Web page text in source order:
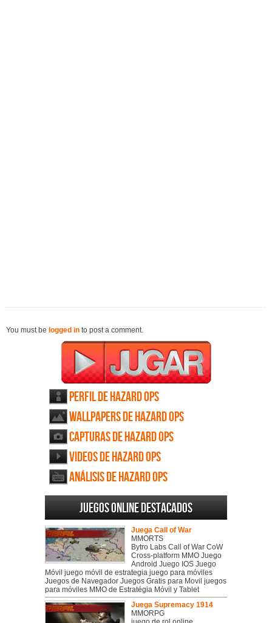
You must be logged in to post a comment.
Perfil de Hazard Ops
Wallpapers de Hazard Ops
Capturas de Hazard Ops
Videos de Hazard Ops
Análisis de Hazard Ops
Juegos online destacados
Juega Call of War
MMORTS
Bytro Labs Call of War CoW
Cross-platform MMO Juego
Android Juego IOS Juego
Móvil juego móvil de estrategia juego para móviles
Juegos de Navegador Juegos Gratis para Movil juegos
para móviles MMO de Estratégia Móvil y Tablet
Juega Supremacy 1914
MMORPG